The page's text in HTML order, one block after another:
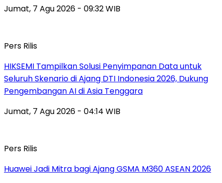
Jumat, 7 Agu 2026 - 09:32 WIB
Pers Rilis
HIKSEMI Tampilkan Solusi Penyimpanan Data untuk
Seluruh Skenario di Ajang DTI Indonesia 2026, Dukung
Pengembangan AI di Asia Tenggara
Jumat, 7 Agu 2026 - 04:14 WIB
Pers Rilis
Huawei Jadi Mitra bagi Ajang GSMA M360 ASEAN 2026